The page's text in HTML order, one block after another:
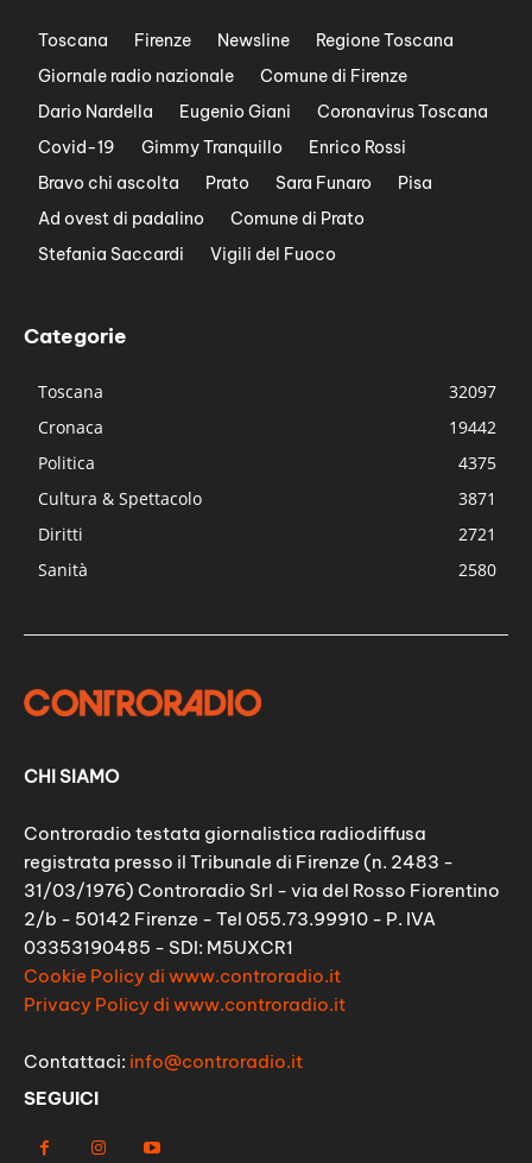
Toscana Firenze Newsline
Regione Toscana
Giornale radio nazionale
Comune di Firenze
Dario Nardella
Eugenio Giani
Coronavirus Toscana
Covid-19
Gimmy Tranquillo
Enrico Rossi
Bravo chi ascolta
Prato Sara Funaro
Pisa
Ad ovest di padalino
Comune di Prato
Stefania Saccardi
Vigili del Fuoco
Categorie
Toscana
32097
Cronaca
19442
Politica
4375
Cultura & Spettacolo
3871
Diritti
2721
Sanità
2580
CHI SIAMO
Controradio testata giornalistica radiodiffusa
registrata presso il Tribunale di Firenze (n. 2483 -
31/03/1976) Controradio Srl - via del Rosso Fiorentino
2/b - 50142 Firenze - Tel 055.73.99910 - P. IVA
03353190485 - SDI: M5UXCR1
Cookie Policy di www.controradio.it
Privacy Policy di www.controradio.it
Contattaci: info@controradio.it
SEGUICI